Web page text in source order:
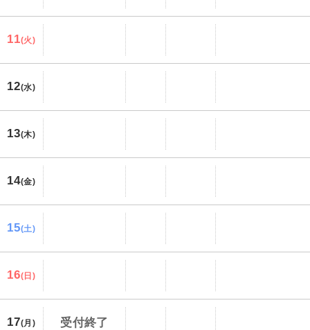
11(火)
12(水)
13(木)
14(金)
15(土)
16(日)
17(月) 受付終了